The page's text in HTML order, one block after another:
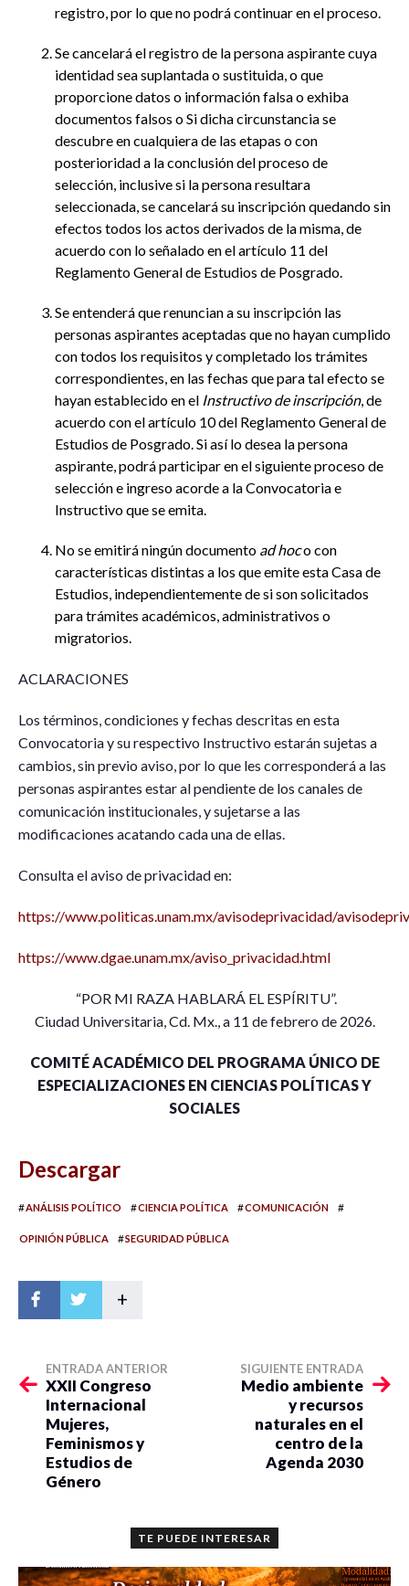
registro, por lo que no podrá continuar en el proceso.
Se cancelará el registro de la persona aspirante cuya
identidad sea suplantada o sustituida, o que
proporcione datos o información falsa o exhiba
documentos falsos o Si dicha circunstancia se
descubre en cualquiera de las etapas o con
posterioridad a la conclusión del proceso de
selección, inclusive si la persona resultara
seleccionada, se cancelará su inscripción quedando sin
efectos todos los actos derivados de la misma, de
acuerdo con lo señalado en el artículo 11 del
Reglamento General de Estudios de Posgrado.
Se entenderá que renuncian a su inscripción las
personas aspirantes aceptadas que no hayan cumplido
con todos los requisitos y completado los trámites
correspondientes, en las fechas que para tal efecto se
hayan establecido en el Instructivo de inscripción, de
acuerdo con el artículo 10 del Reglamento General de
Estudios de Posgrado. Si así lo desea la persona
aspirante, podrá participar en el siguiente proceso de
selección e ingreso acorde a la Convocatoria e
Instructivo que se emita.
No se emitirá ningún documento ad hoco con
características distintas a los que emite esta Casa de
Estudios, independientemente de si son solicitados
para trámites académicos, administrativos o
migratorios.
ACLARACIONES
Los términos, condiciones y fechas descritas en esta
Convocatoria y su respectivo Instructivo estarán sujetas a
cambios, sin previo aviso, por lo que les corresponderá a las
personas aspirantes estar al pendiente de los canales de
comunicación institucionales, y sujetarse a las
modificaciones acatando cada una de ellas.
Consulta el aviso de privacidad en:
https://www.politicas.unam.mx/avisodeprivacidad/
https://www.dgae.unam.mx/aviso_privacidad.html
“POR MI RAZA HABLARÁ EL ESPÍRITU”.
Ciudad Universitaria, Cd. Mx., a 11 de febrero de 2026.
COMITÉ ACADÉMICO DEL PROGRAMA ÚNICO DE
ESPECIALIZACIONES EN CIENCIAS POLÍTICAS Y
SOCIALES
Descargar
#ANÁLISIS POLÍTICO #CIENCIA POLÍTICA #COMUNICACIÓN #
OPINIÓN PÚBLICA #SEGURIDAD PÚBLICA
+
ENTRADA ANTERIOR
XXII Congreso
Internacional
Mujeres,
Feminismos y
Estudios de
Género
SIGUIENTE ENTRADA
Medio ambiente
y recursos
naturales en el
centro de la
Agenda 2030
TE PUEDE INTERESAR